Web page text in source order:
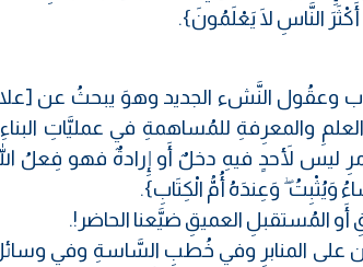
النَّاسِ لَا يَعْلَمُونَ}.
وعقُول النَّشء الجديد وهوَ يبحثُ عن
والمعرِفةِ للمُساهمةِ في عمليَّاتِ البناءِ
ليس لأَحدٍ فيهِ دخلٌ أَو إِرادةٌ فهو فِعلُ
وَيُثْبِتُ ۖ وَعِندَهُ أُمُّ الْكِتَابِ}.
المُستقبلِ العميقِ ضيَّعنا الحاضر!.
المنابرِ وفي خُطبِ السَّاسةِ وفي وسائلِ